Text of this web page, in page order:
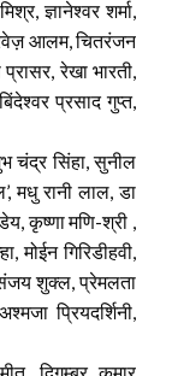
ज्ञानेश्वर शर्मा,
आलम, चितरंजन
रेखा भारती,
प्रसाद गुप्त,
चंद्र सिंहा, सुनील
मधु रानी लाल, डा
कृष्णा मणि-श्री ,
मोईन गिरिडीहवी,
शुक्ल, प्रेमलता
प्रियदर्शिनी,